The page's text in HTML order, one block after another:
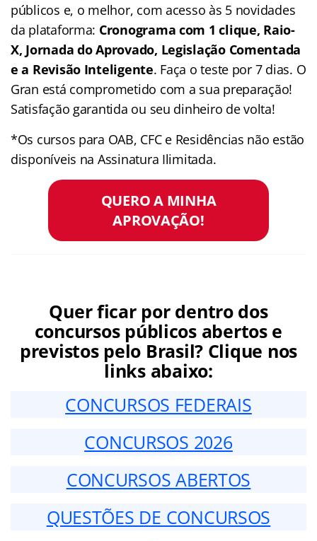
públicos e, o melhor, com acesso às 5 novidades
da plataforma: Cronograma com 1 clique, Raio-
X, Jornada do Aprovado, Legislação Comentada
e a Revisão Inteligente. Faça o teste por 7 dias. O
Gran está comprometido com a sua preparação!
Satisfação garantida ou seu dinheiro de volta!
*Os cursos para OAB, CFC e Residências não estão
disponíveis na Assinatura Ilimitada.
QUERO A MINHA
APROVAÇÃO!
Quer ficar por dentro dos
concursos públicos abertos e
previstos pelo Brasil? Clique nos
links abaixo:
CONCURSOS FEDERAIS
CONCURSOS 2026
CONCURSOS ABERTOS
QUESTÕES DE CONCURSOS